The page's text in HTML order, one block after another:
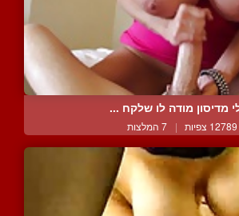
מדיסון מודה לו שלקח ...
12789 צפיות | 7 המלצות